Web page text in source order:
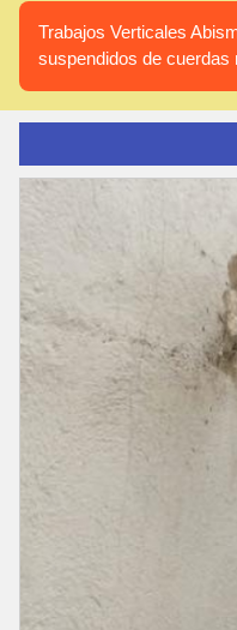
Trabajos Verticales
suspendidos de cuerdas